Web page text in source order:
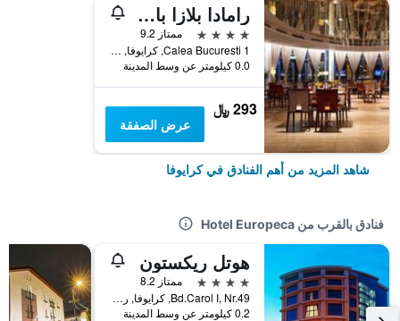
رامادا بلازا باي ويندام كرايوفا
4 نجوم
ممتاز 9.2
Calea Bucuresti 1, كرايوفا, رومانيا
0.0 كيلومتر عن وسط المدينة
293 ﷼
عرض الصفقة
شاهد المزيد من أهم الفنادق في كرايوفا
فنادق بالقرب من Hotel Europeca
هوتل ريكستون
4 نجوم
ممتاز 8.2
Bd.Carol I, Nr.49, كرايوفا, رومانيا
0.2 كيلومتر عن وسط المدينة